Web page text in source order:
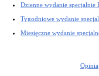
Dzienne wydanie specjalnie
Tygodniowe wydanie
Miesięczne wydanie
Opinia